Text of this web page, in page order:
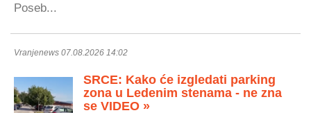
Poseb...
Vranjenews 07.08.2026 14:02
SRCE: Kako će izgledati parking
zona u Ledenim stenama - ne zna
se VIDEO »